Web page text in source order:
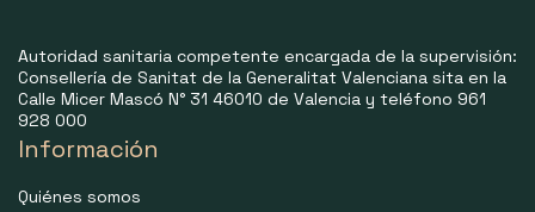
Autoridad sanitaria competente encargada de la supervisión:
Consellería de Sanitat de la Generalitat Valenciana sita en la
Calle Micer Mascó N° 31 46010 de Valencia y teléfono 961
928 000
Información
Quiénes somos